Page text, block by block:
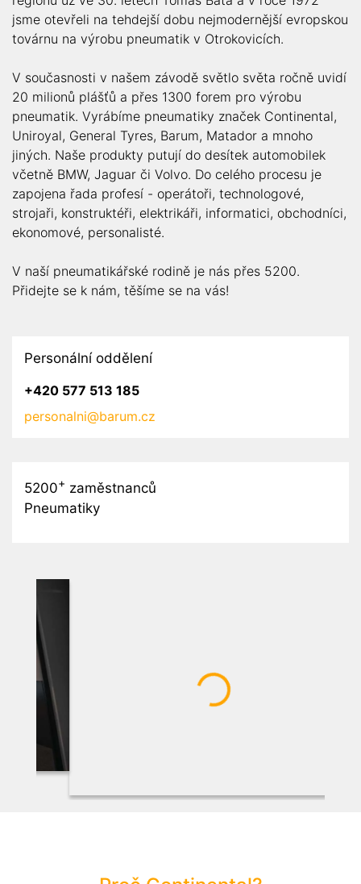
jsme otevřeli na tehdejší dobu nejmodernější evropskou
továrnu na výrobu pneumatik v Otrokovicích.
V současnosti v našem závodě světlo světa ročně uvidí
20 milionů plášťů a přes 1300 forem pro výrobu
pneumatik. Vyrábíme pneumatiky značek Continental,
Uniroyal, General Tyres, Barum, Matador a mnoho
jiných. Naše produkty putují do desítek automobilek
včetně BMW, Jaguar či Volvo. Do celého procesu je
zapojena řada profesí - operátoři, technologové,
strojaři, konstruktéři, elektrikáři, informatici, obchodníci,
ekonomové, personalisté.
V naší pneumatikářské rodině je nás přes 5200.
Přidejte se k nám, těšíme se na vás!
Personální oddělení
+420 577 513 185
personalni@barum.cz
5200+ zaměstnanců
Pneumatiky